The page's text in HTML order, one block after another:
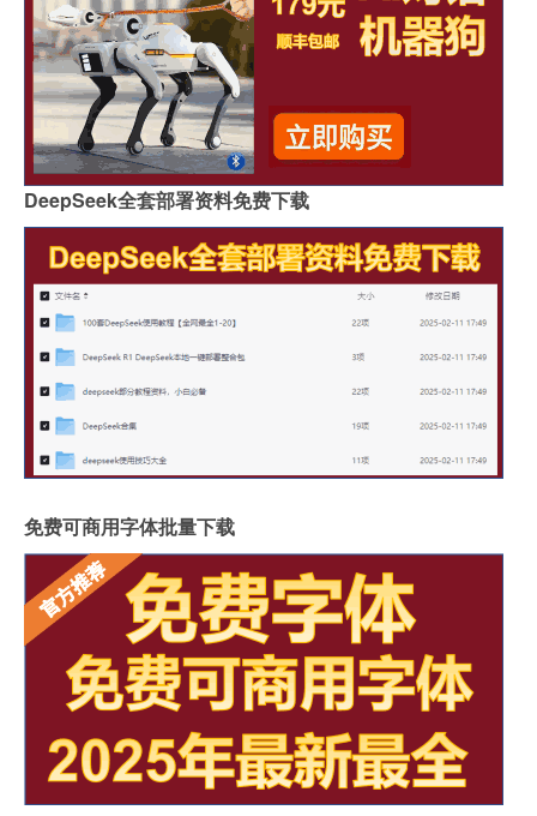
DeepSeek全套部署资料免费下载
免费可商用字体批量下载